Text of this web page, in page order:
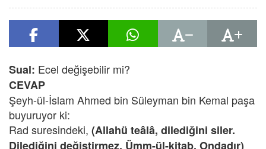
Sual: Ecel değişebilir mi?
CEVAP
Şeyh-ül-İslam Ahmed bin Süleyman bin Kemal paşa
buyuruyor ki:
Rad suresindeki, (Allahü teâlâ, dilediğini siler.
Dilediğini değiştirmez. Ümm-ül-kitab, Ondadır)